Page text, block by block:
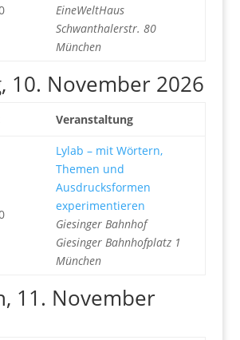
EineWeltHaus
Schwanthalerstr. 80
München
10. November 2026
Veranstaltung
Lylab – mit Wörtern,
Themen und
Ausdrucksformen
experimentieren
Giesinger Bahnhof
Giesinger Bahnhofplatz 1
München
11. November